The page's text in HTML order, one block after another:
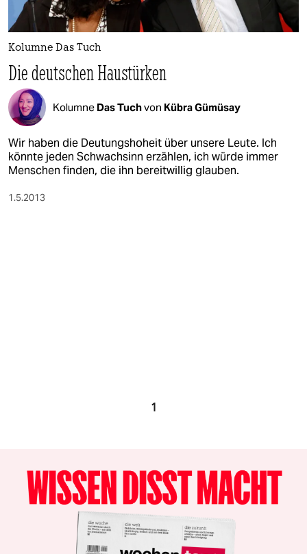
nord
wahrheit
verlag
verlag
veranstaltungen
shop
fragen & hilfe
Kolumne Das Tuch
Die deutschen Haustürken
Kolumne Das Tuchvon Kübra Gümüsay
Wir haben die Deutungshoheit über unsere Leute. Ich
könnte jeden Schwachsinn erzählen, ich würde immer
Menschen finden, die ihn bereitwillig glauben.
1.5.2013
1